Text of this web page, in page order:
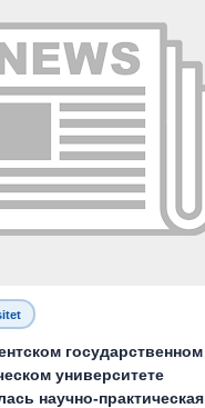
и фамилия
телефона
государственном
университете
научно-практическая